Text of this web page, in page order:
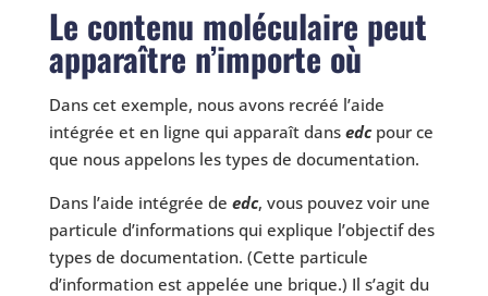
Le contenu moléculaire peut
apparaître n’importe où
Dans cet exemple, nous avons recréé l’aide
intégrée et en ligne qui apparaît dans edc pour ce
que nous appelons les types de documentation.
Dans l’aide intégrée de edc, vous pouvez voir une
particule d’informations qui explique l’objectif des
types de documentation. (Cette particule
d’information est appelée une brique.) Il s’agit du